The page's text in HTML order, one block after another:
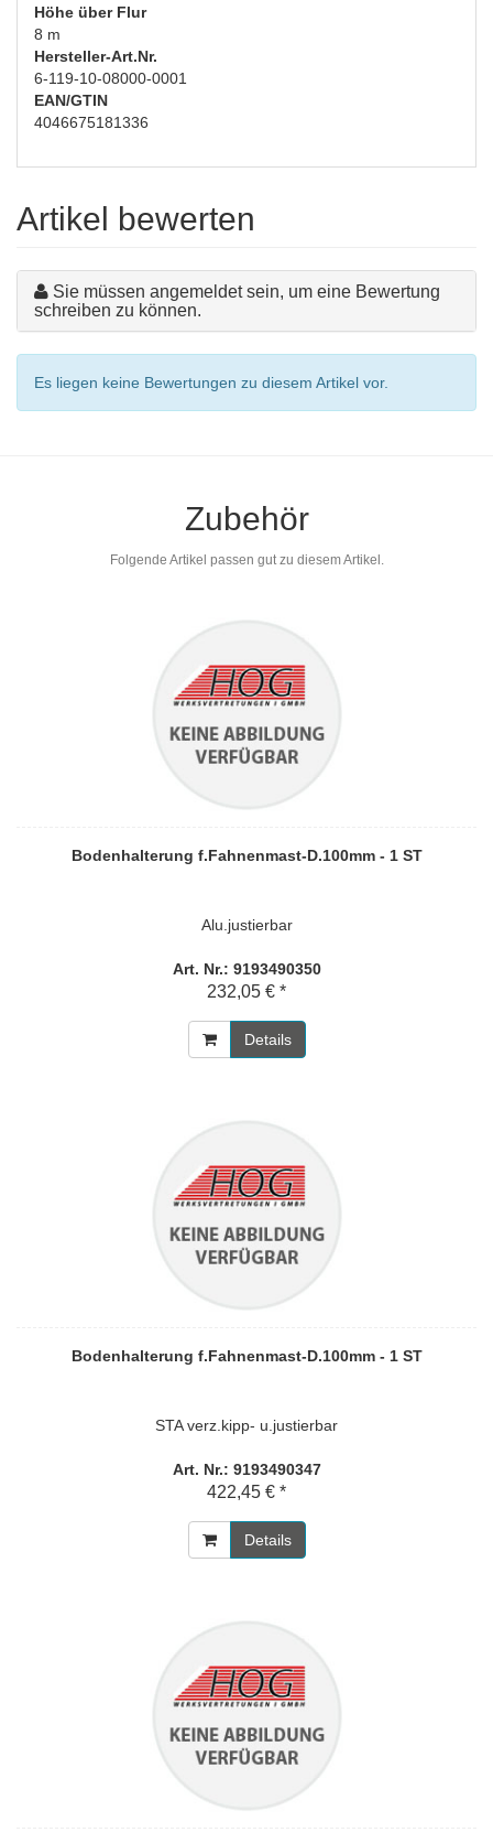
Höhe über Flur
8 m
Hersteller-Art.Nr.
6-119-10-08000-0001
EAN/GTIN
4046675181336
Artikel bewerten
Sie müssen angemeldet sein, um eine Bewertung
schreiben zu können.
Es liegen keine Bewertungen zu diesem Artikel vor.
Zubehör
Folgende Artikel passen gut zu diesem Artikel.
Bodenhalterung f.Fahnenmast-D.100mm - 1 ST
Alu.justierbar
Art. Nr.: 9193490350
232,05 € *
Details
Bodenhalterung f.Fahnenmast-D.100mm - 1 ST
STA verz.kipp- u.justierbar
Art. Nr.: 9193490347
422,45 € *
Details